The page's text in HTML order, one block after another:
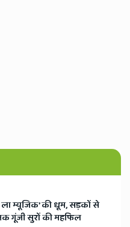
ला म्यूजिक’ की धूम, सड़कों से
गूंजी सुरों की महफिल